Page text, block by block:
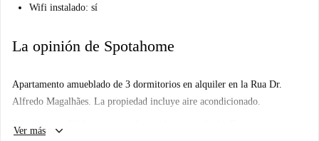
Wifi instalado: sí
La opinión de Spotahome
Apartamento amueblado de 3 dormitorios en alquiler en la Rua Dr.
Alfredo Magalhães. La propiedad incluye aire acondicionado.
Importante: - No hemos visitado este lugar... todavía. Enviamos a
Ver más keyboard_arrow_down